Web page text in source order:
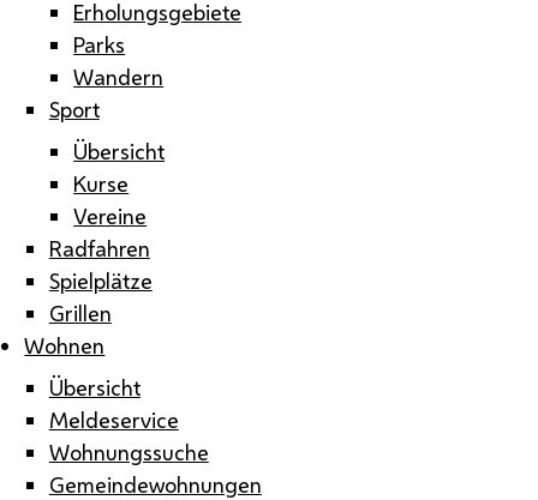
Erholungsgebiete
Parks
Wandern
Sport
Übersicht
Kurse
Vereine
Radfahren
Spielplätze
Grillen
Wohnen
Übersicht
Meldeservice
Wohnungssuche
Gemeindewohnungen